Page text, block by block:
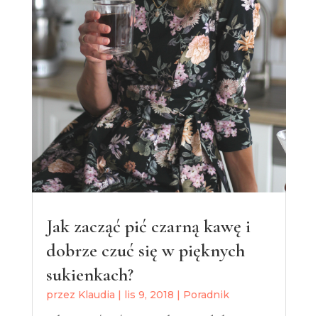
Jak zacząć pić czarną kawę i
dobrze czuć się w pięknych
sukienkach?
przez Klaudia lis 9, 2018 Poradnik